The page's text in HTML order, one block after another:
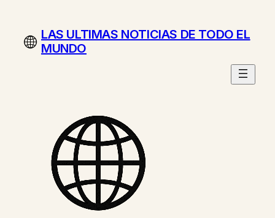
contenidoLAS ULTIMAS NOTICIAS DE TODO EL
MUNDO